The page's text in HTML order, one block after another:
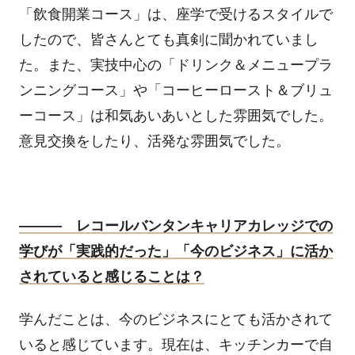
「飲食開業コース」は、座学で受けるスタイルで
したので、皆さんとても真剣に聞かれていまし
た。また、実技中心の「ドリンク＆メニュープラ
ンニングコース」や「コーヒーロースト＆ブリュ
ーコース」は和気あいあいとした雰囲気でした。
意見交換をしたり、活発な雰囲気でした。
――― レコールバンタンキャリアカレッジでの
学びが「実践的だった」「今のビジネス」に活か
されていると感じることは？
学んだことは、今のビジネスにとても活かされて
いると感じています。現在は、キッチンカーで自